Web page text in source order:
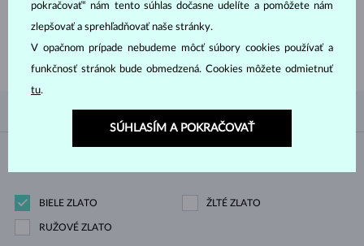
POZRIEŤ
PODĽA OBĽÚBENOSTI 4/4 FILTROVANIE
BIELE ZLATO ŽLTÉ ZLATO
RUŽOVÉ ZLATO
pokračovať“ nám tento súhlas dočasne udelíte a pomôžete nám
zlepšovať a sprehľadňovať naše stránky.
V opačnom prípade nebudeme môcť súbory cookies používať a
funkčnosť stránok bude obmedzená. Cookies môžete odmietnuť
tu.
SÚHLASÍM A POKRAČOVAŤ